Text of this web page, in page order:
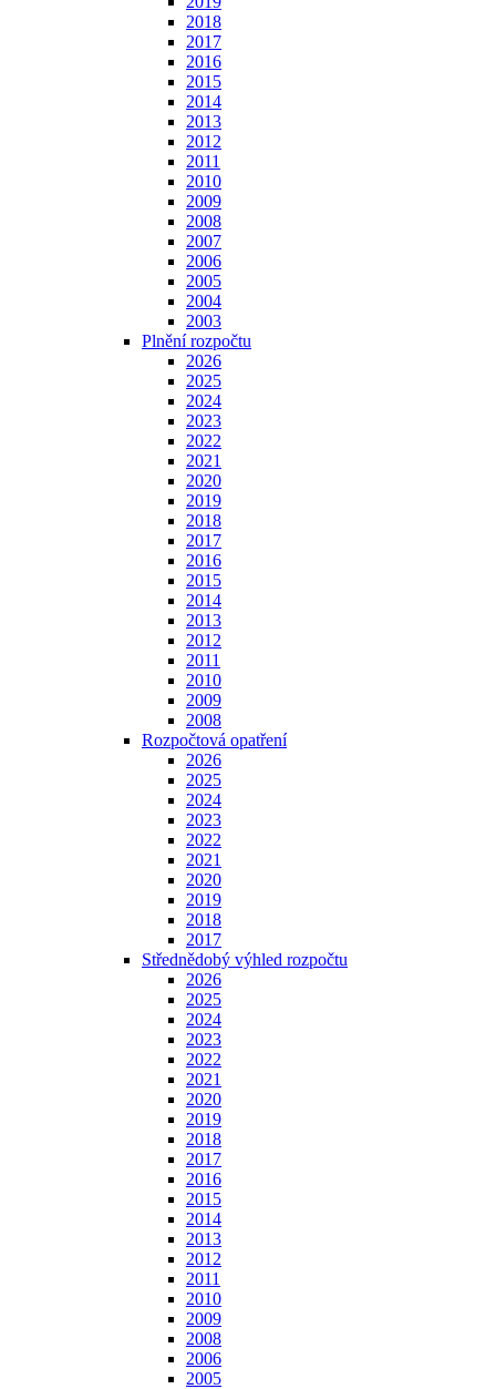
2018
2017
2016
2015
2014
2013
2012
2011
2010
2009
2008
2007
2006
2005
2004
2003
Plnění rozpočtu
2026
2025
2024
2023
2022
2021
2020
2019
2018
2017
2016
2015
2014
2013
2012
2011
2010
2009
2008
Rozpočtová opatření
2026
2025
2024
2023
2022
2021
2020
2019
2018
2017
Střednědobý výhled rozpočtu
2026
2025
2024
2023
2022
2021
2020
2019
2018
2017
2016
2015
2014
2013
2012
2011
2010
2009
2008
2006
2005